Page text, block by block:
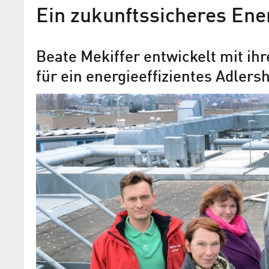
Ein zukunftssicheres
Beate Mekiffer entwickelt mit
für ein energieeffizientes
Adlershof Special 45: Der
(Energie)Zeit voraus